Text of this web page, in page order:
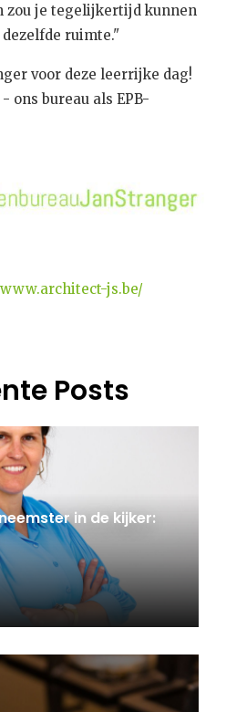
zou je tegelijkertijd kunnen
ruimte."
voor deze leerrijke dag!
ons bureau als EPB-
js.be/
Posts
in de kijker: